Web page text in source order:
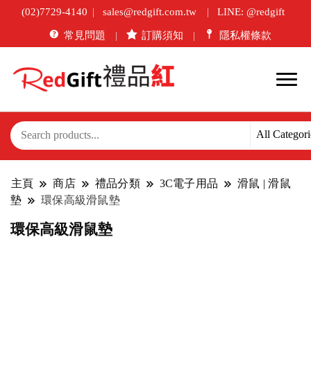
(02)7729-4140 sales@redgift.com.tw LINE: @redgift
常見問題 訂購須知 隱私權條款
主頁 商店 禮品分類 3C電子用品
滑鼠 | 滑鼠
墊
環保高級滑鼠墊
環保高級滑鼠墊